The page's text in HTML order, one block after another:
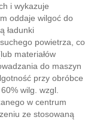
i wykazuje
oddaje wilgoć do
ładunki
powietrza, co
materiałów
do maszyn
przy obróbce
wilg. wzgl.
w centrum
ze stosowaną